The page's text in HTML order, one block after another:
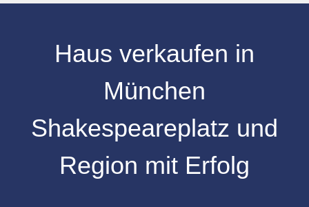
Haus verkaufen in
München
Shakespeareplatz und
Region mit Erfolg